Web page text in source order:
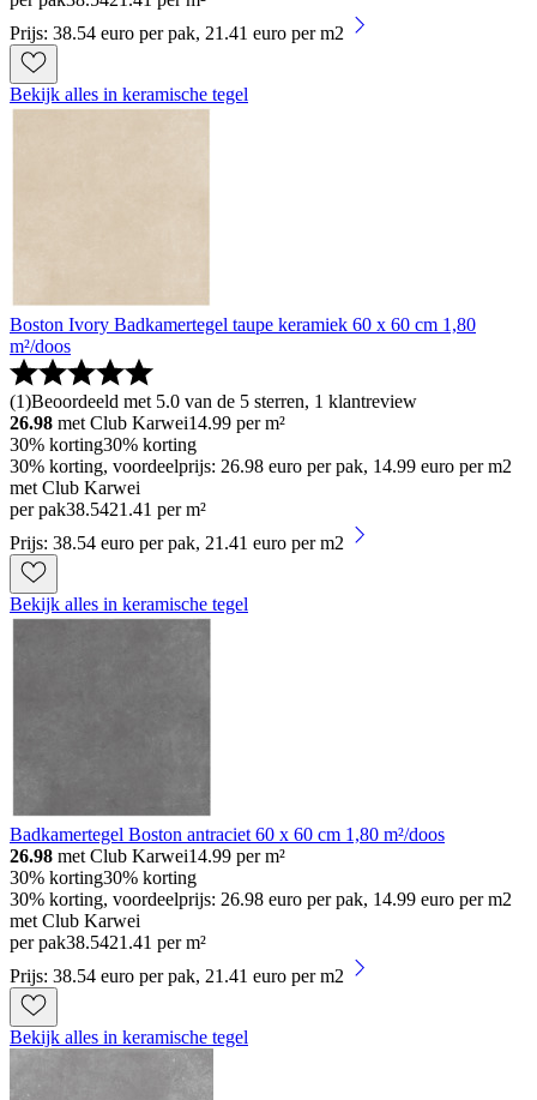
Prijs: 38.54 euro per pak, 21.41 euro per m2
Bekijk alles in keramische tegel
Boston Ivory Badkamertegel taupe keramiek 60 x 60 cm 1,80
m²/doos
(1)Beoordeeld met 5.0 van de 5 sterren, 1 klantreview
26.98 met Club Karwei14.99 per m²
30% korting30% korting
30% korting, voordeelprijs: 26.98 euro per pak, 14.99 euro per m2
met Club Karwei
per pak38.5421.41 per m²
Prijs: 38.54 euro per pak, 21.41 euro per m2
Bekijk alles in keramische tegel
Badkamertegel Boston antraciet 60 x 60 cm 1,80 m²/doos
26.98 met Club Karwei14.99 per m²
30% korting30% korting
30% korting, voordeelprijs: 26.98 euro per pak, 14.99 euro per m2
met Club Karwei
per pak38.5421.41 per m²
Prijs: 38.54 euro per pak, 21.41 euro per m2
Bekijk alles in keramische tegel